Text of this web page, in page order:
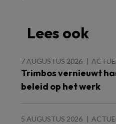
Lees ook
7 AUGUSTUS 2026
Trimbos vernieuwt
beleid op het werk
5 AUGUSTUS 2026